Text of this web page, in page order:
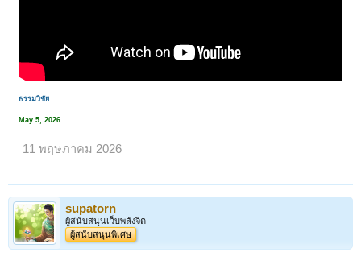
ธรรมวิชัย
May 5, 2026
11 พฤษภาคม 2026
supatorn
ผู้สนับสนุนเว็บพลังจิต
ผู้สนับสนุนพิเศษ